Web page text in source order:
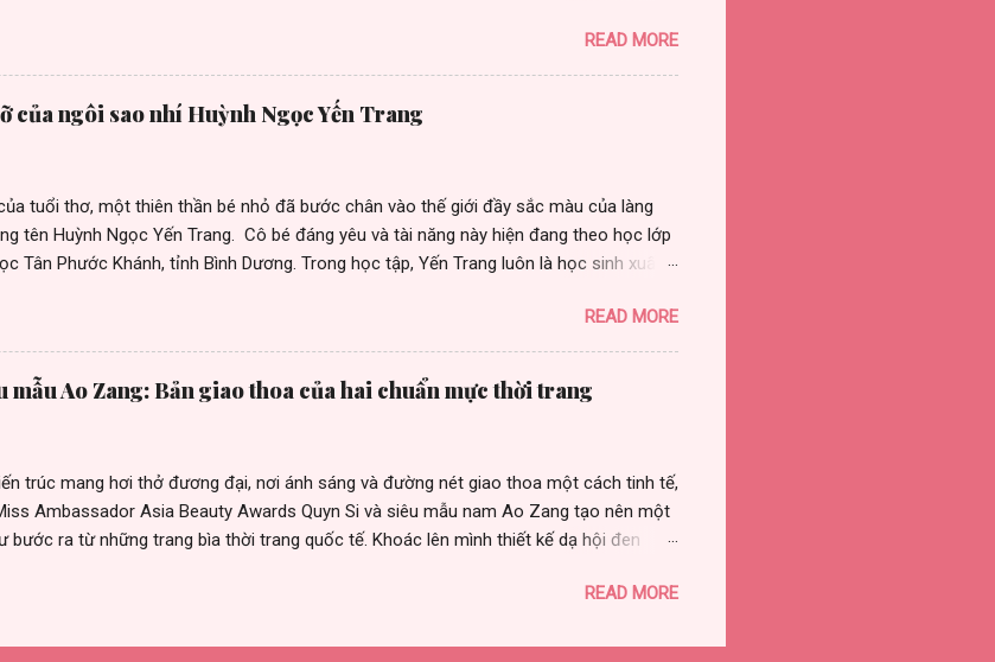
đồng quốc tế. Không chỉ áp dụng hình thức kinh doanh truyền thống, hiện nay thương
phương pháp kinh doanh online và nhượng quyền thương hiệu với hệ thống của
như Đà Nẵng, Cần Thơ, Sóc Trăng.... giúp khách hàng thuận lợi hơn trong việc mua
Nguyen còn biết chiều lòng khách hàng khi liên tục ra mắt những bộ sưu tập mới
READ MORE
của ngôi sao nhí Huỳnh Ngọc Yến Trang
tuổi thơ, một thiên thần bé nhỏ đã bước chân vào thế giới đầy sắc màu của làng
tên Huỳnh Ngọc Yến Trang. Cô bé đáng yêu và tài năng này hiện đang theo học lớp
Tân Phước Khánh, tỉnh Bình Dương. Trong học tập, Yến Trang luôn là học sinh xuất
múa, hay thậm chí là tiết mục ca hát đầy cảm xúc, Trang thể hiện một tâm hồn tràn
yêu thích cuộc sống. Trong những khoảnh khắc đặc biệt, Trang bộc lộ niềm say mê
mẫu. Với khả năng tự tin tỏa sáng trên sàn catwalk cùng kỹ năng tạo dáng tự nhiên
Cô bé đã chứng minh rằng, tài năng không có biên giới độ tuổi. Không ngừng vươn
READ MORE
mẫu Ao Zang: Bản giao thoa của hai chuẩn mực thời trang
trúc mang hơi thở đương đại, nơi ánh sáng và đường nét giao thoa một cách tinh tế,
Ambassador Asia Beauty Awards Quyn Si và siêu mẫu nam Ao Zang tạo nên một
bước ra từ những trang bìa thời trang quốc tế. Khoác lên mình thiết kế dạ hội đen
một biểu tượng sắc đẹp đang trên hành trình vươn tầm toàn cầu. Chiếc vương miện lấp
phụ nữ hiện đại. Sánh bước bên cô là Ao Zang, siêu mẫu nam đến từ Trung Quốc,
READ MORE